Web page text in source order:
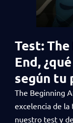
Test:
End,
según tu
The Beginning
excelencia de
nuestro test y